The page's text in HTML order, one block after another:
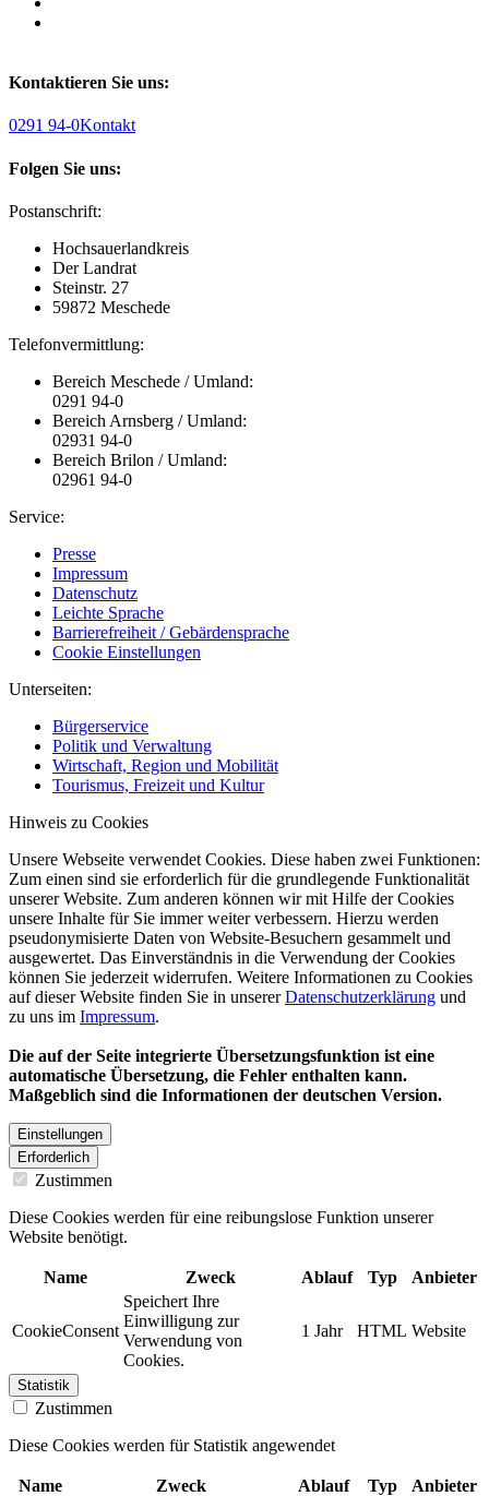
Kontaktieren Sie uns:
0291 94-0Kontakt
Folgen Sie uns:
Postanschrift:
Hochsauerlandkreis
Der Landrat
Steinstr. 27
59872 Meschede
Telefonvermittlung:
Bereich Meschede / Umland:
0291 94-0
Bereich Arnsberg / Umland:
02931 94-0
Bereich Brilon / Umland:
02961 94-0
Service:
Presse
Impressum
Datenschutz
Leichte Sprache
Barrierefreiheit / Gebärdensprache
Cookie Einstellungen
Unterseiten:
Bürgerservice
Politik und Verwaltung
Wirtschaft, Region und Mobilität
Tourismus, Freizeit und Kultur
Hinweis zu Cookies
Unsere Webseite verwendet Cookies. Diese haben zwei Funktionen:
Zum einen sind sie erforderlich für die grundlegende Funktionalität
unserer Website. Zum anderen können wir mit Hilfe der Cookies
unsere Inhalte für Sie immer weiter verbessern. Hierzu werden
pseudonymisierte Daten von Website-Besuchern gesammelt und
ausgewertet. Das Einverständnis in die Verwendung der Cookies
können Sie jederzeit widerrufen. Weitere Informationen zu Cookies
auf dieser Website finden Sie in unsererDatenschutzerklärung und
zu uns im Impressum.
Die auf der Seite integrierte Übersetzungsfunktion ist eine
automatische Übersetzung, die Fehler enthalten kann.
Maßgeblich sind die Informationen der deutschen Version.
Einstellungen
Erforderlich
Zustimmen
Diese Cookies werden für eine reibungslose Funktion unserer
Website benötigt.
Name Zweck Ablauf Typ Anbieter
CookieConsent
Speichert Ihre
Einwilligung zur
Verwendung von
Cookies.
1 Jahr HTML Website
Statistik
Zustimmen
Diese Cookies werden für Statistik angewendet
Name Zweck Ablauf Typ Anbieter